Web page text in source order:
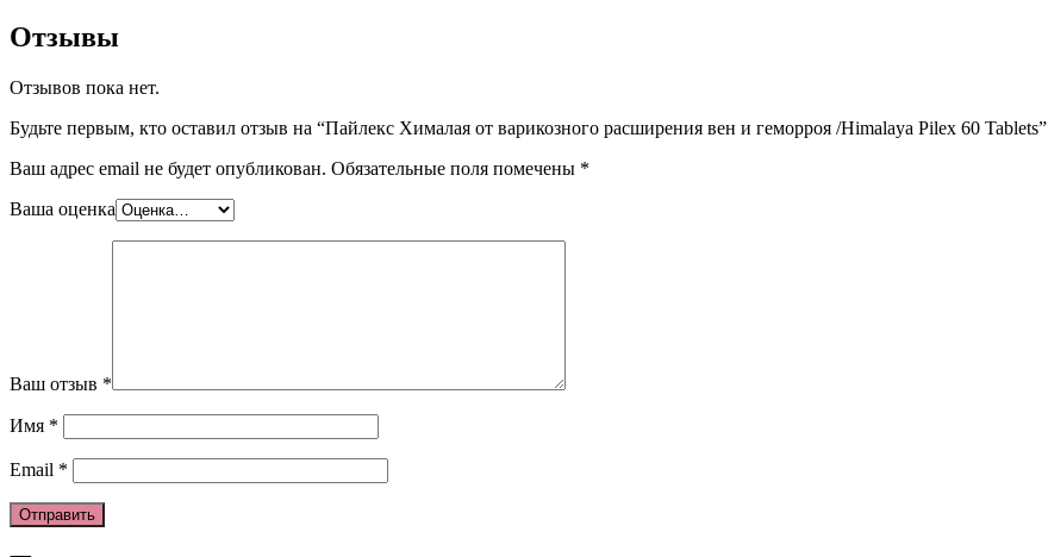
Отзывы
Отзывов пока нет.
Будьте первым, кто оставил отзыв на “Пайлекс Хималая от варикозного расширения вен и геморроя /Himalaya Pilex 60 Tablets”
Ваш адрес email не будет опубликован. Обязательные поля помечены *
Ваша оценка
Ваш отзыв *
Имя *
Email *